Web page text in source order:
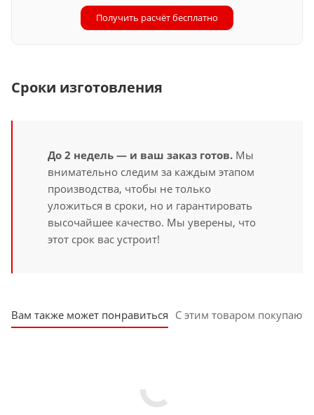
Получить расчёт бесплатно
Сроки изготовления
До 2 недель — и ваш заказ готов. Мы
внимательно следим за каждым этапом
производства, чтобы не только
уложиться в сроки, но и гарантировать
высочайшее качество. Мы уверены, что
этот срок вас устроит!
Вам также может понравиться С этим товаром покупают